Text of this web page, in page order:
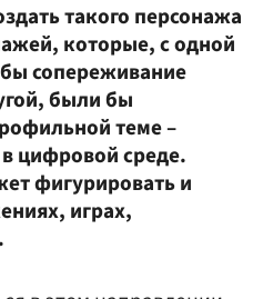
такого персонажа
которые, с одной
сопереживание
были бы
теме –
цифровой среде.
фигурировать и
играх,